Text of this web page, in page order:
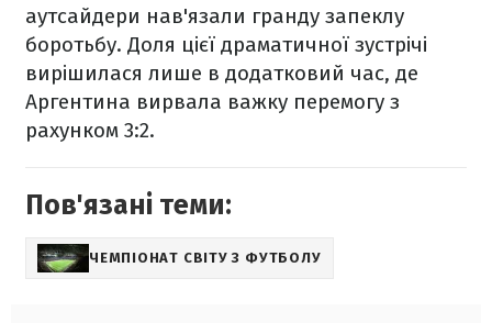
аутсайдери нав'язали гранду запеклу
боротьбу. Доля цієї драматичної зустрічі
вирішилася лише в додатковий час, де
Аргентина вирвала важку перемогу з
рахунком 3:2.
Пов'язані теми:
ЧЕМПІОНАТ СВІТУ З ФУТБОЛУ